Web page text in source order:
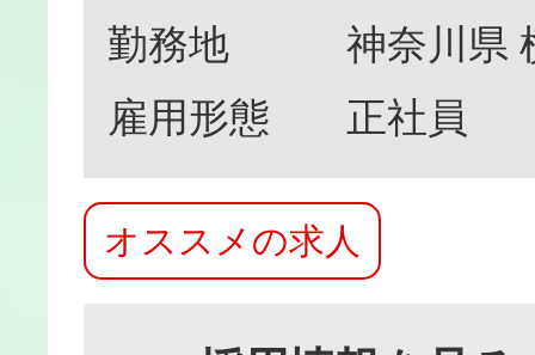
勤務地
神奈川県
雇用形態
正社員
オススメの求人